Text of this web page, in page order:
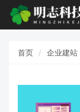
首页 企业建站